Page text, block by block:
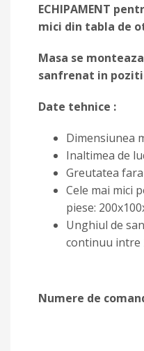
ECHIPAMENT
mici din tabla de
Masa se
sanfrenat in
Date tehnice :
Dimensiunea
Inaltimea de
Greutatea
Cele mai mici
piese:
Unghiul de
continuu intre
Numere de